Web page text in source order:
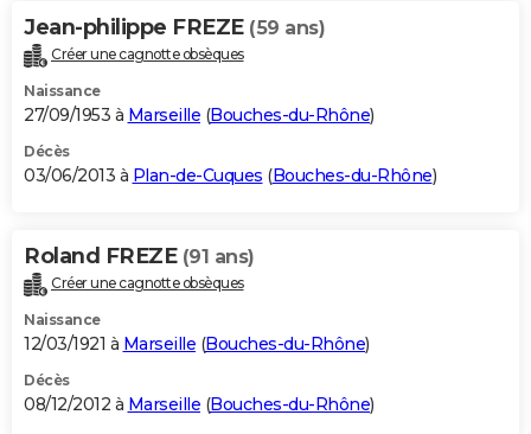
Jean-philippe FREZE (59 ans)
Créer une cagnotte obsèques
Naissance
27/09/1953 à Marseille (Bouches-du-Rhône)
Décès
03/06/2013 à Plan-de-Cuques (Bouches-du-Rhône)
Roland FREZE (91 ans)
Créer une cagnotte obsèques
Naissance
12/03/1921 à Marseille (Bouches-du-Rhône)
Décès
08/12/2012 à Marseille (Bouches-du-Rhône)